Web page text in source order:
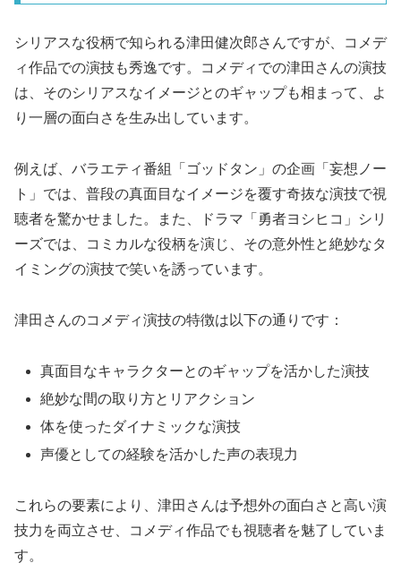
シリアスな役柄で知られる津田健次郎さんですが、コメデ
ィ作品での演技も秀逸です。コメディでの津田さんの演技
は、そのシリアスなイメージとのギャップも相まって、よ
り一層の面白さを生み出しています。
例えば、バラエティ番組「ゴッドタン」の企画「妄想ノー
ト」では、普段の真面目なイメージを覆す奇抜な演技で視
聴者を驚かせました。また、ドラマ「勇者ヨシヒコ」シリ
ーズでは、コミカルな役柄を演じ、その意外性と絶妙なタ
イミングの演技で笑いを誘っています。
津田さんのコメディ演技の特徴は以下の通りです：
真面目なキャラクターとのギャップを活かした演技
絶妙な間の取り方とリアクション
体を使ったダイナミックな演技
声優としての経験を活かした声の表現力
これらの要素により、津田さんは予想外の面白さと高い演
技力を両立させ、コメディ作品でも視聴者を魅了していま
す。